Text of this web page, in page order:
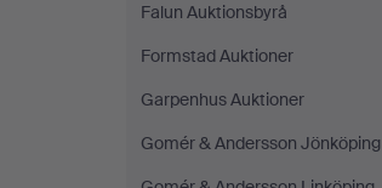
Falun Auktionsbyrå
Formstad Auktioner
Garpenhus Auktioner
Gomér & Andersson Jönköping